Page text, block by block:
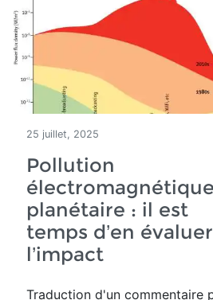
25 juillet, 2025
Pollution
électromagnétique
planétaire : il est
temps d’en évaluer
l’impact
Traduction d'un commentaire